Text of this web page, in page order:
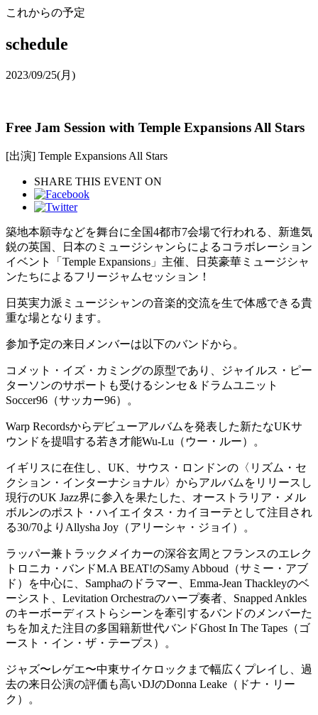
これからの予定
schedule
2023/09/25(月)
Free Jam Session with Temple Expansions All Stars
[出演] Temple Expansions All Stars
SHARE THIS EVENT ON
築地本願寺などを舞台に全国4都市7会場で行われる、新進気
鋭の英国、日本のミュージシャンらによるコラボレーション
イベント「Temple Expansions」主催、日英豪華ミュージシャ
ンたちによるフリージャムセッション！
日英実力派ミュージシャンの音楽的交流を生で体感できる貴
重な場となります。
参加予定の来日メンバーは以下のバンドから。
コメット・イズ・カミングの原型であり、ジャイルス・ピー
ターソンのサポートも受けるシンセ＆ドラムユニット
Soccer96（サッカー96）。
Warp Recordsからデビューアルバムを発表した新たなUKサ
ウンドを提唱する若き才能Wu-Lu（ウー・ルー）。
イギリスに在住し、UK、サウス・ロンドンの〈リズム・セ
クション・インターナショナル〉からアルバムをリリースし
現行のUK Jazz界に参入を果たした、オーストラリア・メル
ボルンのポスト・ハイエイタス・カイヨーテとして注目され
る30/70よりAllysha Joy（アリーシャ・ジョイ）。
ラッパー兼トラックメイカーの深谷玄周とフランスのエレク
トロニカ・バンドM.A BEAT!のSamy Abboud（サミー・アブ
ド）を中心に、Samphaのドラマー、Emma-Jean Thackleyのベ
ーシスト、Levitation Orchestraのハープ奏者、Snapped Ankles
のキーボーディストらシーンを牽引するバンドのメンバーた
ちを加えた注目の多国籍新世代バンドGhost In The Tapes（ゴ
ースト・イン・ザ・テープス）。
ジャズ〜レゲエ〜中東サイケロックまで幅広くプレイし、過
去の来日公演の評価も高いDJのDonna Leake（ドナ・リー
ク）。